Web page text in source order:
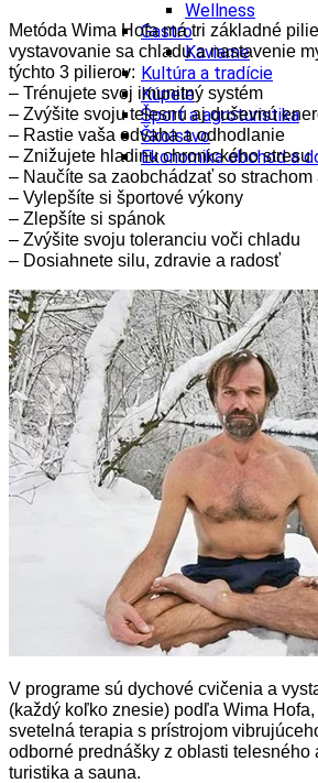
Wellness
Gastro
Kaviarne
Kultúra a tradície
Kúpele
Šport a agroturistika
Školstvo
Ekonomika obchod a
Metóda Wima Hofa má tri základné
vystavovanie sa chladu a nastavenie
týchto 3 pilierov:
– Trénujete svoj imunitný systém
– Zvýšite svoju telesnú aj duševnú
– Rastie vaša odvaha a odhodlanie
– Znižujete hladinu chronického stresu
– Naučíte sa zaobchádzať so strachom
– Vylepšíte si športové výkony
– Zlepšíte si spánok
– Zvýšite svoju toleranciu voči chladu
– Dosiahnete silu, zdravie a radosť
V programe sú dychové cvičenia a
(každý koľko znesie) podľa Wima
svetelná terapia s prístrojom
odborné prednášky z oblasti telesného
turistika a sauna.